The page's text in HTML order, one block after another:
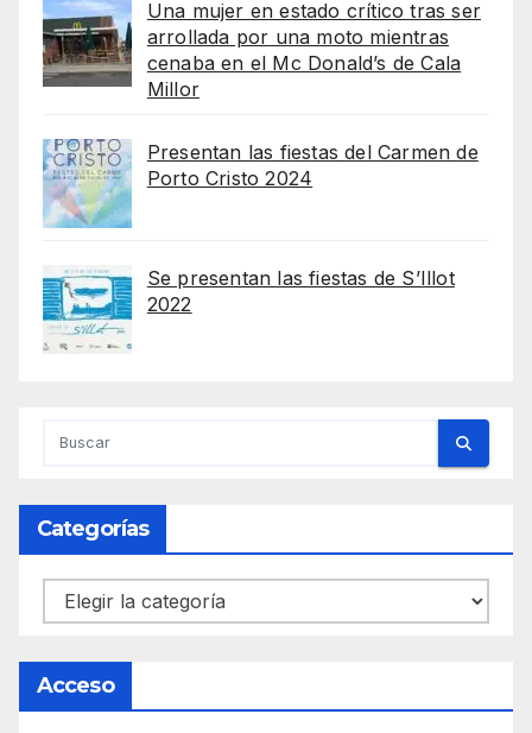
Una mujer en estado crítico tras ser
arrollada por una moto mientras
cenaba en el Mc Donald’s de Cala
Millor
Presentan las fiestas del Carmen de
Porto Cristo 2024
Se presentan las fiestas de S’Illot
2022
Categorías
Categorías
Acceso